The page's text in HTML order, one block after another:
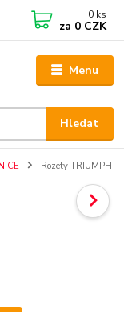
Menu
Hledat
0 ks
za 0 CZK
Rozety TRIUMPH